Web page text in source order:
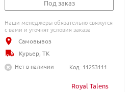
Royal Talens
Под заказ
Наши менеджеры обязательно свяжутся
с вами и уточнят условия заказа
Самовывоз
Курьер, ТК
Нет в наличии
Код: 11253111